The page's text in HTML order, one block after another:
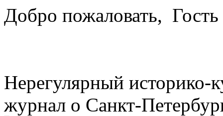
Добро пожаловать, Гость
Нерегулярный историко-
журнал о Санкт-